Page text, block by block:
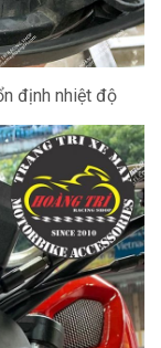
định nhiệt độ